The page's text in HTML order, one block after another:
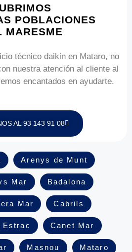
POBLACIONES
MARESME
técnico daikin en Mataro, no
nuestra atención al cliente al
encantados en ayudarte.
AL 93 143 91 08
Arenys de Munt
Mar Badalona
Mar Cabrils
Estrac Canet Mar
Masnou Mataro